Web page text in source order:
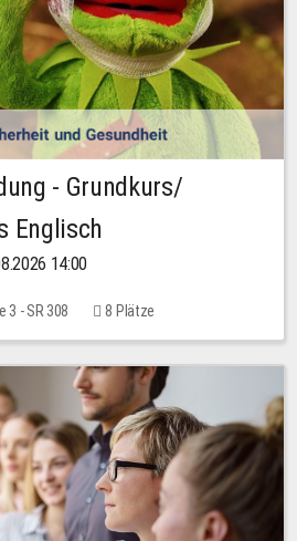
- Grundkurs/
Englisch
14:00
3 - SR 308 8 Plätze